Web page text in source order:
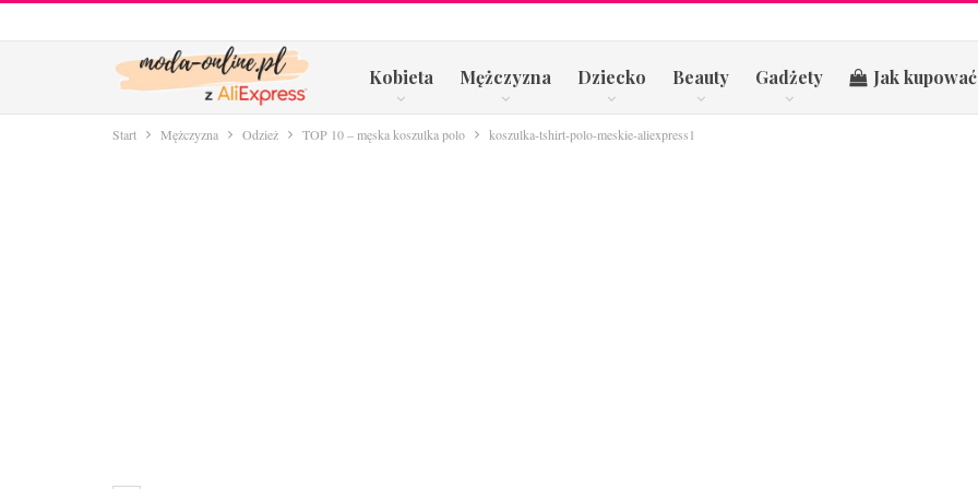
Kobieta Mężczyzna Dziecko Beauty Gadżety Jak
Start Mężczyzna Odzież TOP 10 – męska koszulka polo koszulka-tshirt-polo-meskie-aliexpress1